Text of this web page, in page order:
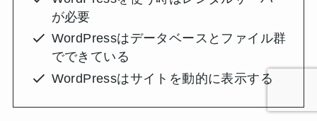
が必要
WordPressはデータベースとファイル群
でできている
WordPressはサイトを動的に表示する